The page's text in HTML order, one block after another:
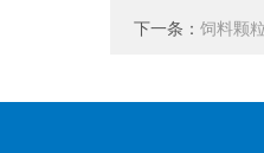
下一条： 饲料颗